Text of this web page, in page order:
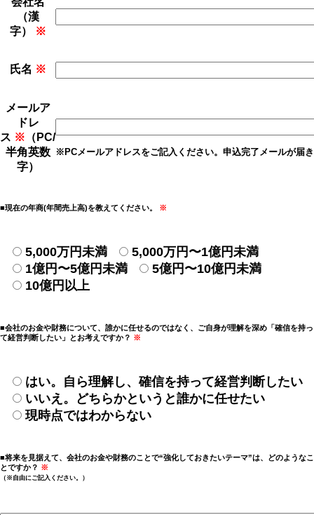
（漢
字）
※
氏名 ※
メールア
ドレ
ス ※ （PC/
半角英数
字）
※PCメールアドレスをご記入ください。申込完了メールが届
■現在の年商(年間売上高)を教えてください。 ※
5,000万円未満
5,000万円〜1億円未満
1億円〜5億円未満
5億円〜10億円未満
10億円以上
■会社のお金や財務について、誰かに任せるのではなく、ご自身が理解を深め「確信を持っ
て経営判断したい」とお考えですか？ ※
はい。自ら理解し、確信を持って経営判断したい
いいえ。どちらかというと誰かに任せたい
現時点ではわからない
■将来を見据えて、会社のお金や財務のことで“強化しておきたいテーマ”は、どのようなこ
とですか？ ※
（※自由にご記入ください。）